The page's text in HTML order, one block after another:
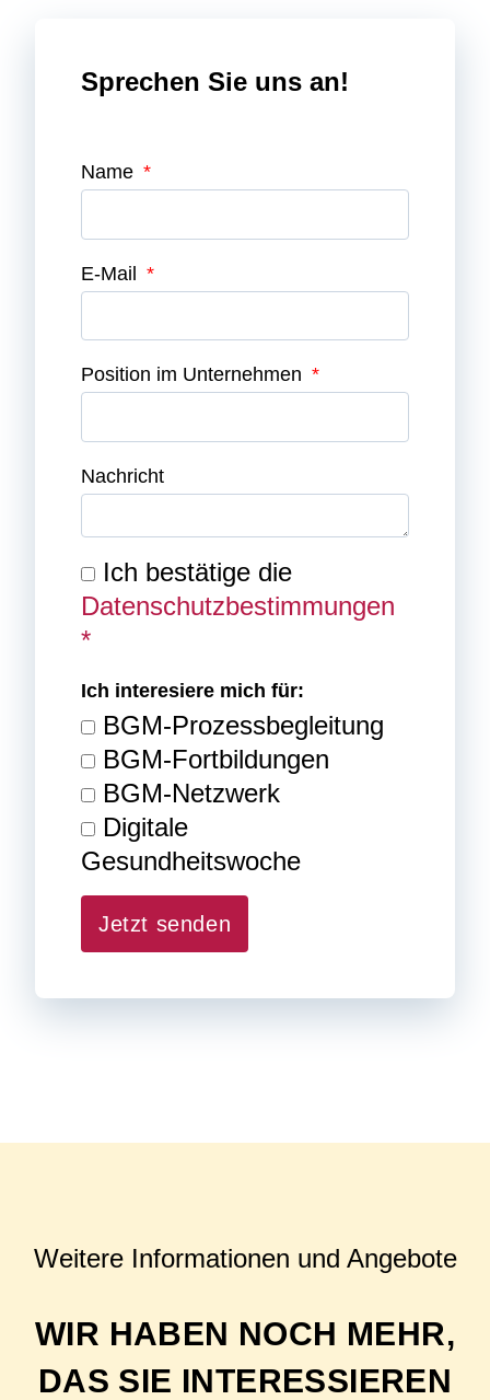
Sprechen Sie uns an!
Name
E-Mail
Position im Unternehmen
Nachricht
Ich bestätige die
Datenschutzbestimmungen
*
Ich interesiere mich für:
BGM-Prozessbegleitung
BGM-Fortbildungen
BGM-Netzwerk
Digitale
Gesundheitswoche
Jetzt senden
Weitere Informationen und Angebote
WIR HABEN NOCH MEHR,
DAS SIE INTERESSIEREN